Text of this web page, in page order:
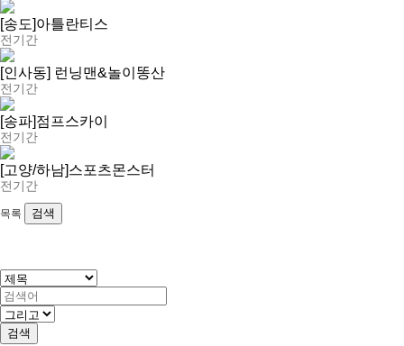
[송도]아틀란티스
전기간
[인사동] 런닝맨&놀이똥산
전기간
[송파]점프스카이
전기간
[고양/하남]스포츠몬스터
전기간
목록 검색
검색